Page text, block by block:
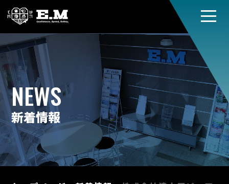
NEWS
新着情報